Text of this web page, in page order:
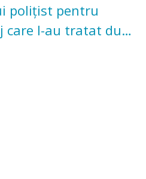
polițist pentru
care l-au tratat după